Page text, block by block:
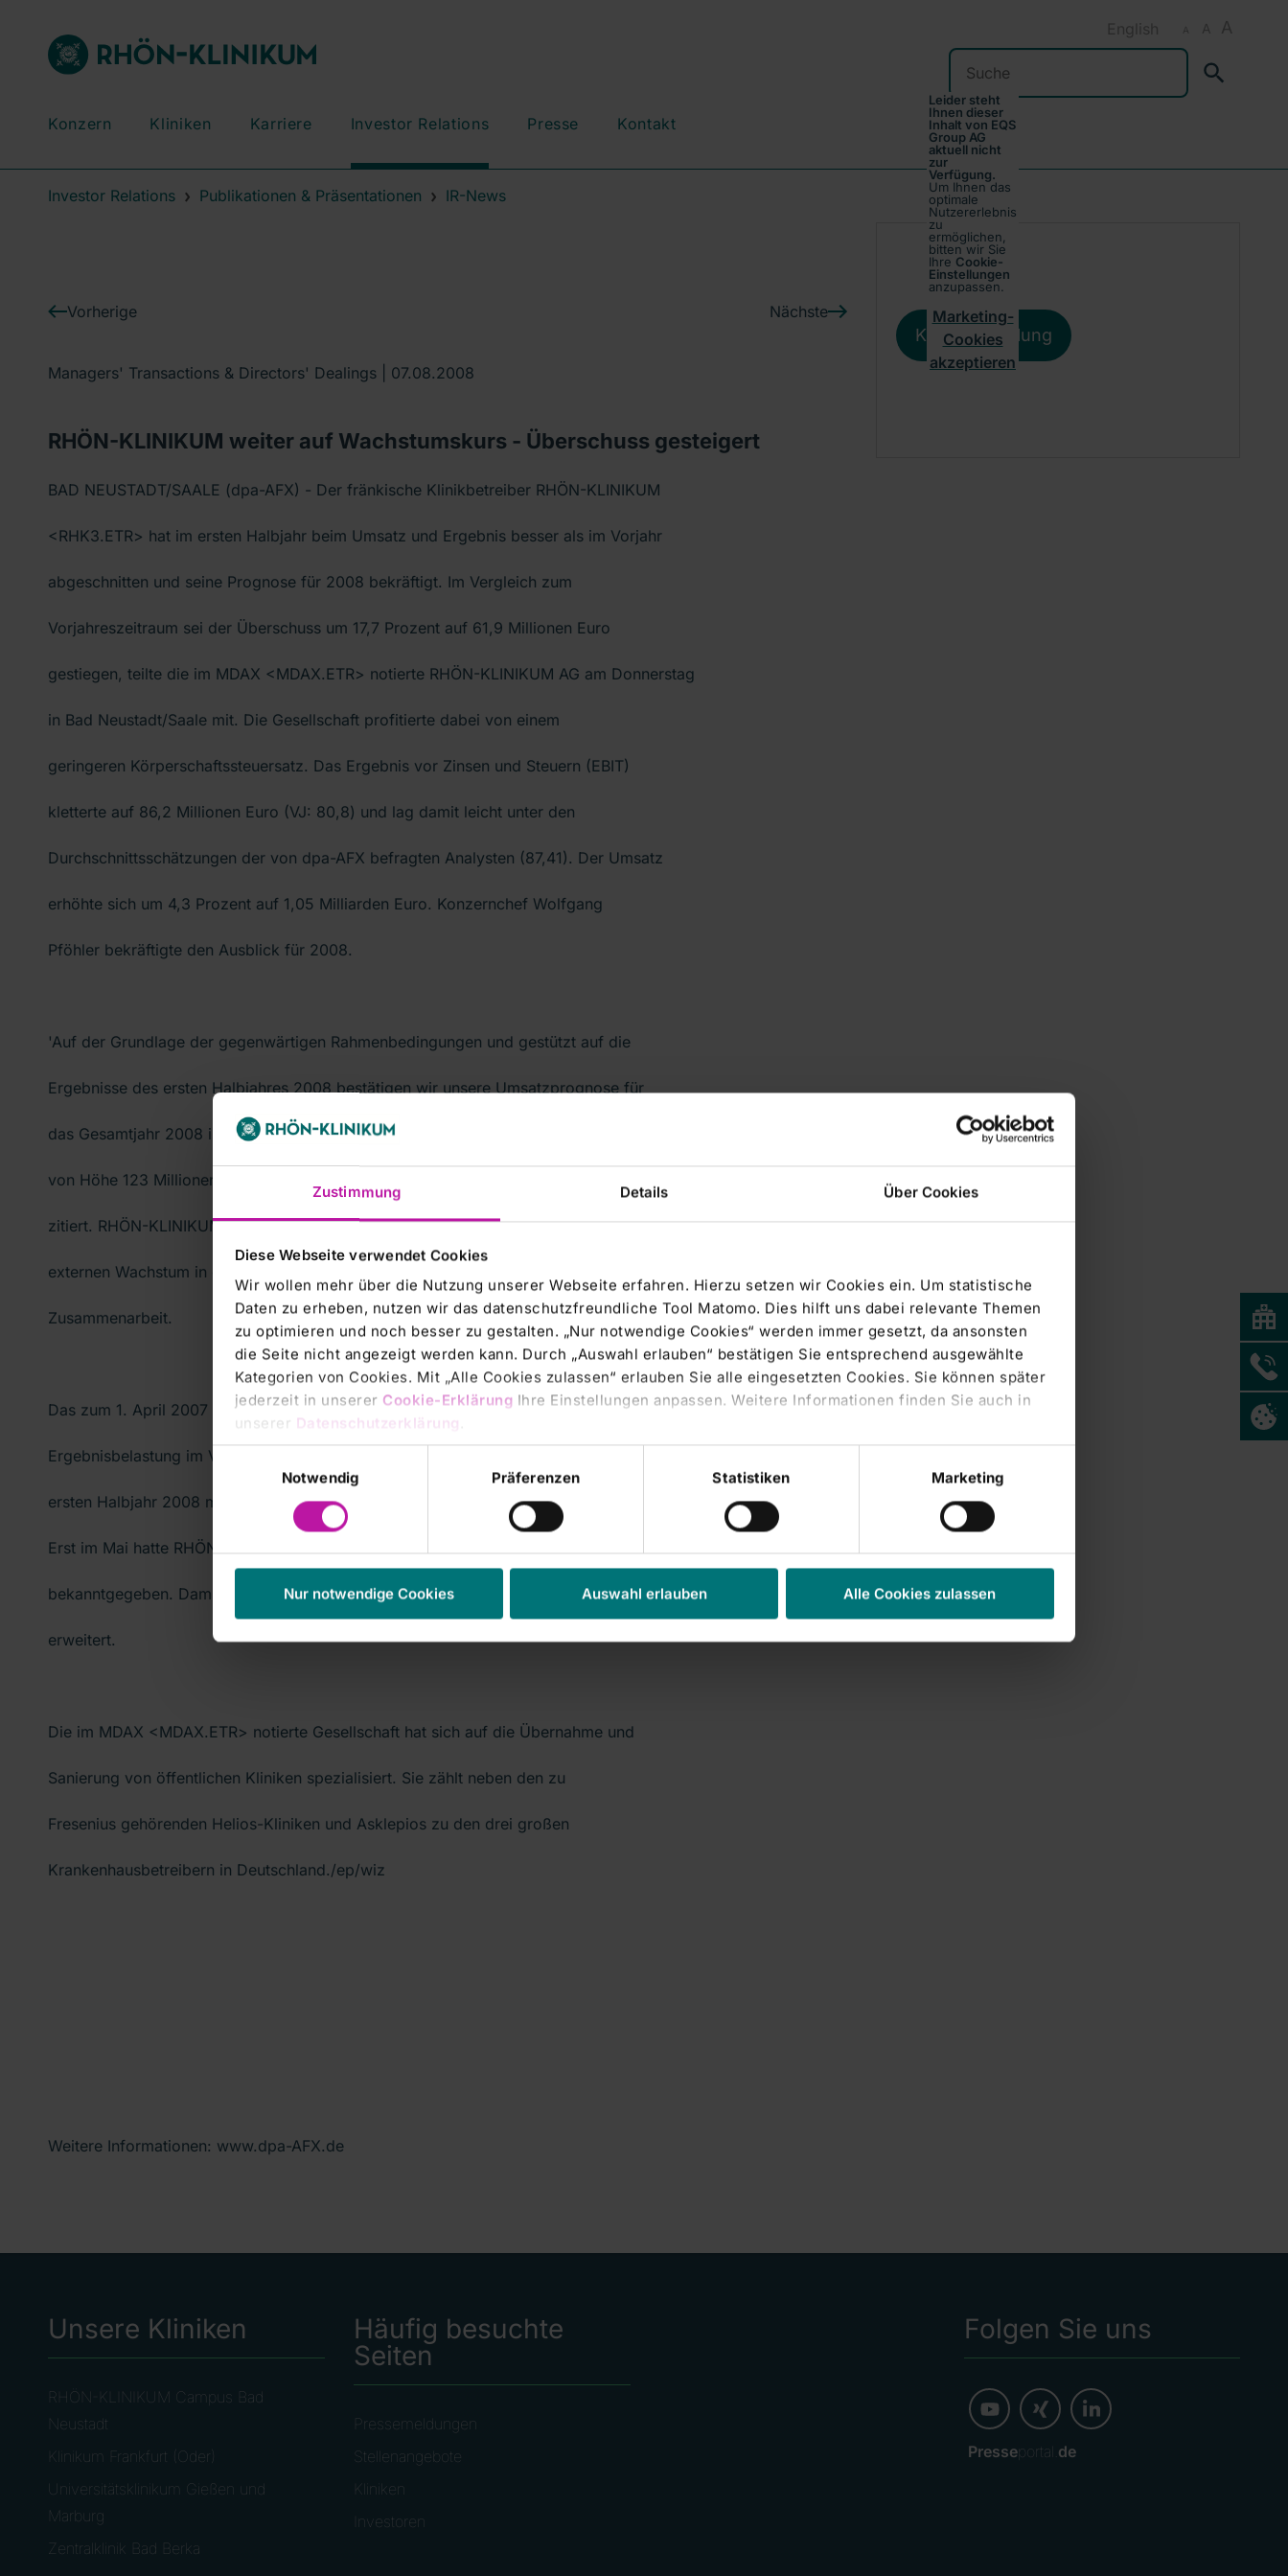
Zustimmung Details Über Cookies
Diese Webseite verwendet Cookies
Wir wollen mehr über die Nutzung unserer Webseite erfahren. Hierzu setzen wir Cookies ein. Um statistische
Daten zu erheben, nutzen wir das datenschutzfreundliche Tool Matomo. Dies hilft uns dabei relevante Themen
zu optimieren und noch besser zu gestalten. „Nur notwendige Cookies“ werden immer gesetzt, da ansonsten
die Seite nicht angezeigt werden kann. Durch „Auswahl erlauben“ bestätigen Sie entsprechend ausgewählte
Kategorien von Cookies. Mit „Alle Cookies zulassen“ erlauben Sie alle eingesetzten Cookies. Sie können später
jederzeit in unserer Cookie-Erklärung Ihre Einstellungen anpassen. Weitere Informationen finden Sie auch in
unserer Datenschutzerklärung
Einwilligungsauswahl
Notwendig
Präferenzen Statistiken Marketing
Nur notwendige Cookies Auswahl erlauben Alle Cookies zulassen
A A A
English
Suchen
Konzern Kliniken Karriere Investor Relations Presse Kontakt
Investor Relations Publikationen & Präsentationen IR-News
Vorherige Nächste
Managers' Transactions & Directors' Dealings | 07.08.2008
RHÖN-KLINIKUM weiter auf Wachstumskurs - Überschuss gesteigert
BAD NEUSTADT/SAALE (dpa-AFX) - Der fränkische Klinikbetreiber RHÖN-KLINIKUM
<RHK3.ETR> hat im ersten Halbjahr beim Umsatz und Ergebnis besser als im Vorjahr
abgeschnitten und seine Prognose für 2008 bekräftigt. Im Vergleich zum
Vorjahreszeitraum sei der Überschuss um 17,7 Prozent auf 61,9 Millionen Euro
gestiegen, teilte die im MDAX <MDAX.ETR> notierte RHÖN-KLINIKUM AG am Donnerstag
in Bad Neustadt/Saale mit. Die Gesellschaft profitierte dabei von einem
geringeren Körperschaftssteuersatz. Das Ergebnis vor Zinsen und Steuern (EBIT)
kletterte auf 86,2 Millionen Euro (VJ: 80,8) und lag damit leicht unter den
Durchschnittsschätzungen der von dpa-AFX befragten Analysten (87,41). Der Umsatz
erhöhte sich um 4,3 Prozent auf 1,05 Milliarden Euro. Konzernchef Wolfgang
Pföhler bekräftigte den Ausblick für 2008.
'Auf der Grundlage der gegenwärtigen Rahmenbedingungen und gestützt auf die
Ergebnisse des ersten Halbjahres 2008 bestätigen wir unsere Umsatzprognose für
das Gesamtjahr 2008 in Höhe von 2,1 Milliarden Euro und die Ergebnisprognose in
von Höhe 123 Millionen Euro,' wird Konzernchef Pföhler in der Mitteilung
zitiert. RHÖN-KLINIKUM setze weiter auf internes Wachstum gepaart mit einem
externen Wachstum in der stationären Versorgung sowie der ambulant-stationären
Zusammenarbeit.
Das zum 1. April 2007 erstkonsolidierte Krankenhaus Köthen habe nach einer
Ergebnisbelastung im Vorjahr von 0,5 Millionen Euro im Vorjahreszeitraum im
ersten Halbjahr 2008 mit 0,2 Millionen Euro zum Konzernergebnis beigetragen.
Erst im Mai hatte RHÖN-KLINIKUM die Übernahme des St. Petri Hospitals/Warburg
bekanntgegeben. Damit wurde der Klinikverbund von RHÖN auf 47 Kliniken
erweitert.
Die im MDAX <MDAX.ETR> notierte Gesellschaft hat sich auf die Übernahme und
Sanierung von öffentlichen Kliniken spezialisiert. Sie zählt neben den zu
Fresenius gehörenden Helios-Kliniken und Asklepios zu den drei großen
Krankenhausbetreibern in Deutschland./ep/wiz
Weitere Informationen: www.dpa-AFX.de
Leider steht
Ihnen dieser
Inhalt von EQS
Group AG
aktuell nicht
zur
Verfügung.
Um Ihnen das
optimale
Nutzererlebnis
zu
ermöglichen,
bitten wir Sie
Ihre Cookie-
Einstellungen
anzupassen.
Marketing-
Cookies
akzeptieren
Kursentwicklung
Unsere Kliniken
RHÖN-KLINIKUM Campus Bad
Neustadt
Klinikum Frankfurt (Oder)
Universitätsklinikum Gießen und
Marburg
Zentralklinik Bad Berka
Häufig besuchte
Seiten
Pressemeldungen
Stellenangebote
Kliniken
Investoren
Folgen Sie uns
Presseportal. de